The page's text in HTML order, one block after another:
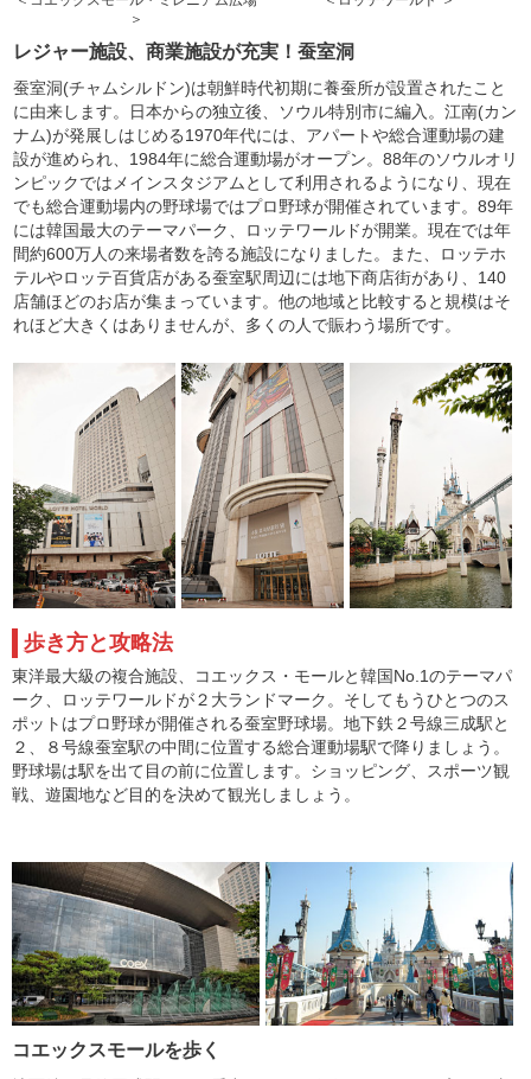
＞
レジャー施設、商業施設が充実！蚕室洞
蚕室洞(チャムシルドン)は朝鮮時代初期に養蚕所が設置されたこと
に由来します。日本からの独立後、ソウル特別市に編入。江南(カン
ナム)が発展しはじめる1970年代には、アパートや総合運動場の建
設が進められ、1984年に総合運動場がオープン。88年のソウルオリ
ンピックではメインスタジアムとして利用されるようになり、現在
でも総合運動場内の野球場ではプロ野球が開催されています。89年
には韓国最大のテーマパーク、ロッテワールドが開業。現在では年
間約600万人の来場者数を誇る施設になりました。また、ロッテホ
テルやロッテ百貨店がある蚕室駅周辺には地下商店街があり、140
店舗ほどのお店が集まっています。他の地域と比較すると規模はそ
れほど大きくはありませんが、多くの人で賑わう場所です。
歩き方と攻略法
東洋最大級の複合施設、コエックス・モールと韓国No.1のテーマパ
ーク、ロッテワールドが２大ランドマーク。そしてもうひとつのス
ポットはプロ野球が開催される蚕室野球場。地下鉄２号線三成駅と
２、８号線蚕室駅の中間に位置する総合運動場駅で降りましょう。
野球場は駅を出て目の前に位置します。ショッピング、スポーツ観
戦、遊園地など目的を決めて観光しましょう。
コエックスモールを歩く